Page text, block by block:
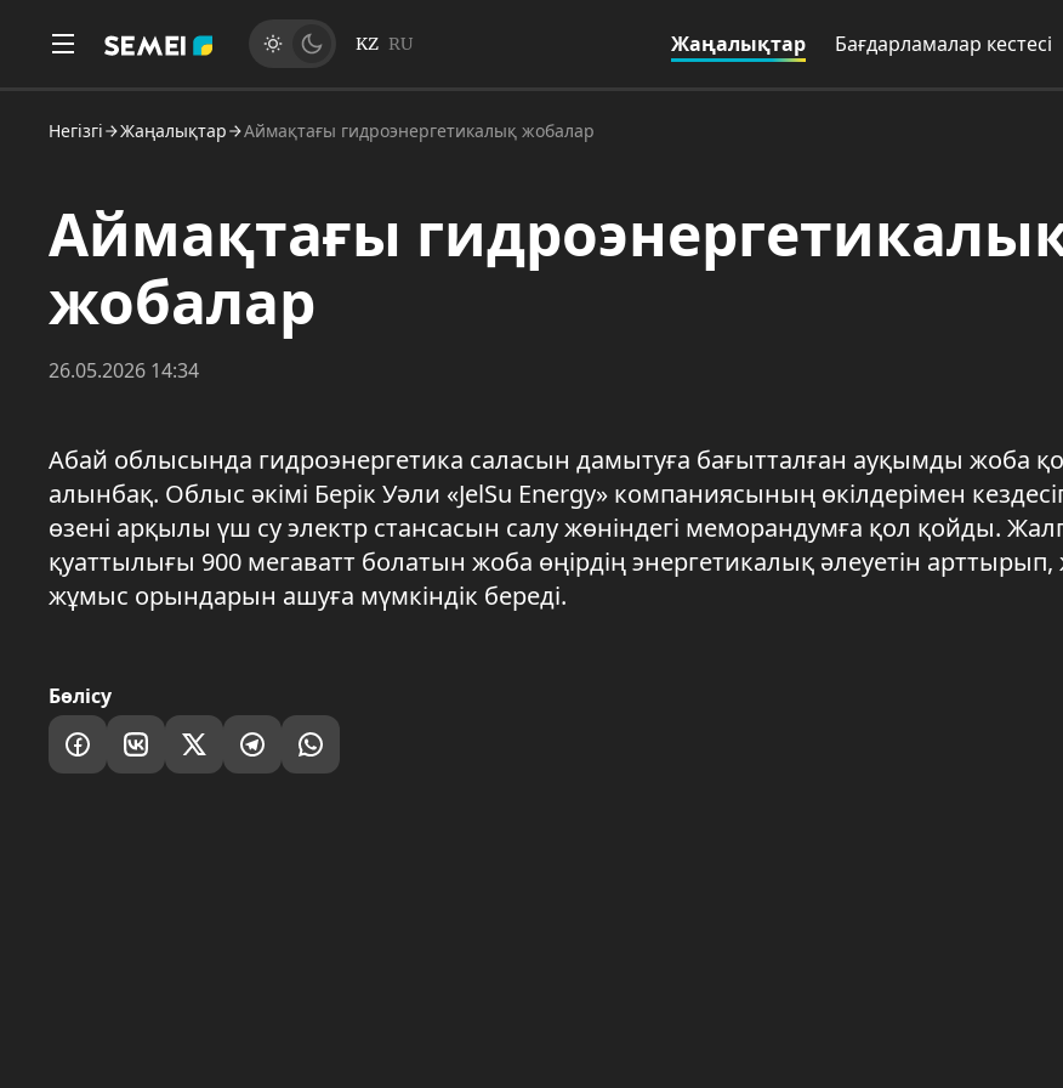
KZ RU Жаңалықтар Бағдарламалар кестесі
Негізгі Жаңалықтар Аймақтағы гидроэнергетикалық жобалар
Аймақтағы
жобалар
26.05.2026 14:34
Абай облысында гидроэнергетика саласын дамытуға бағытталған ауқымды жоба
алынбақ. Облыс әкімі Берік Уәли «JelSu Energy» компаниясының өкілдерімен
өзені арқылы үш су электр стансасын салу жөніндегі меморандумға қол қойды.
қуаттылығы 900 мегаватт болатын жоба өңірдің энергетикалық әлеуетін
жұмыс орындарын ашуға мүмкіндік береді.
Бөлісу